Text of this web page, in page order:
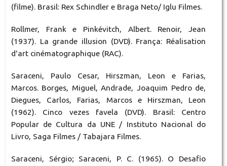
(filme). Brasil: Rex Schindler e Braga Neto/ Iglu Filmes.
Rollmer, Frank e Pinkévitch, Albert. Renoir, Jean
(1937). La grande illusion (DVD). França: Réalisation
d'art cinématographique (RAC).
Saraceni, Paulo Cesar, Hirszman, Leon e Farias,
Marcos. Borges, Miguel, Andrade, Joaquim Pedro de,
Diegues, Carlos, Farias, Marcos e Hirszman, Leon
(1962). Cinco vezes favela (DVD). Brasil: Centro
Popular de Cultura da UNE / Instituto Nacional do
Livro, Saga Filmes / Tabajara Filmes.
Saraceni, Sérgio; Saraceni, P. C. (1965). O Desafio